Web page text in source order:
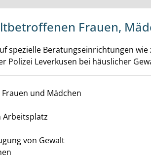
Frauen,
spezielle Beratungseinrichtungen wie
Polizei Leverkusen bei häuslicher
und Mädchen
Arbeitsplatz
von Gewalt